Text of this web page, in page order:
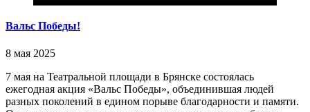
Вальс Победы!
8 мая 2025
7 мая на Театральной площади в Брянске состоялась
ежегодная акция «Вальс Победы», объединившая людей
разных поколений в едином порыве благодарности и памяти.